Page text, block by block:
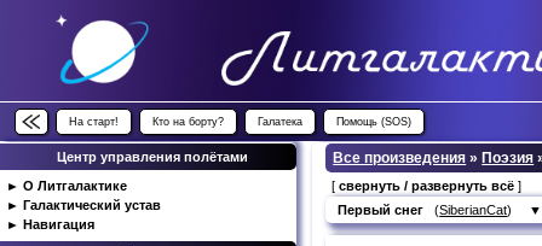
На старт! Кто на борту? Галатека Помощь (SOS)
Центр управления полётами
► О Литгалактике
► Галактический устав
► Навигация
Все произведения » Поэзия
[свернуть / развернуть всё ]
Первый снег (SiberianCat) ▼